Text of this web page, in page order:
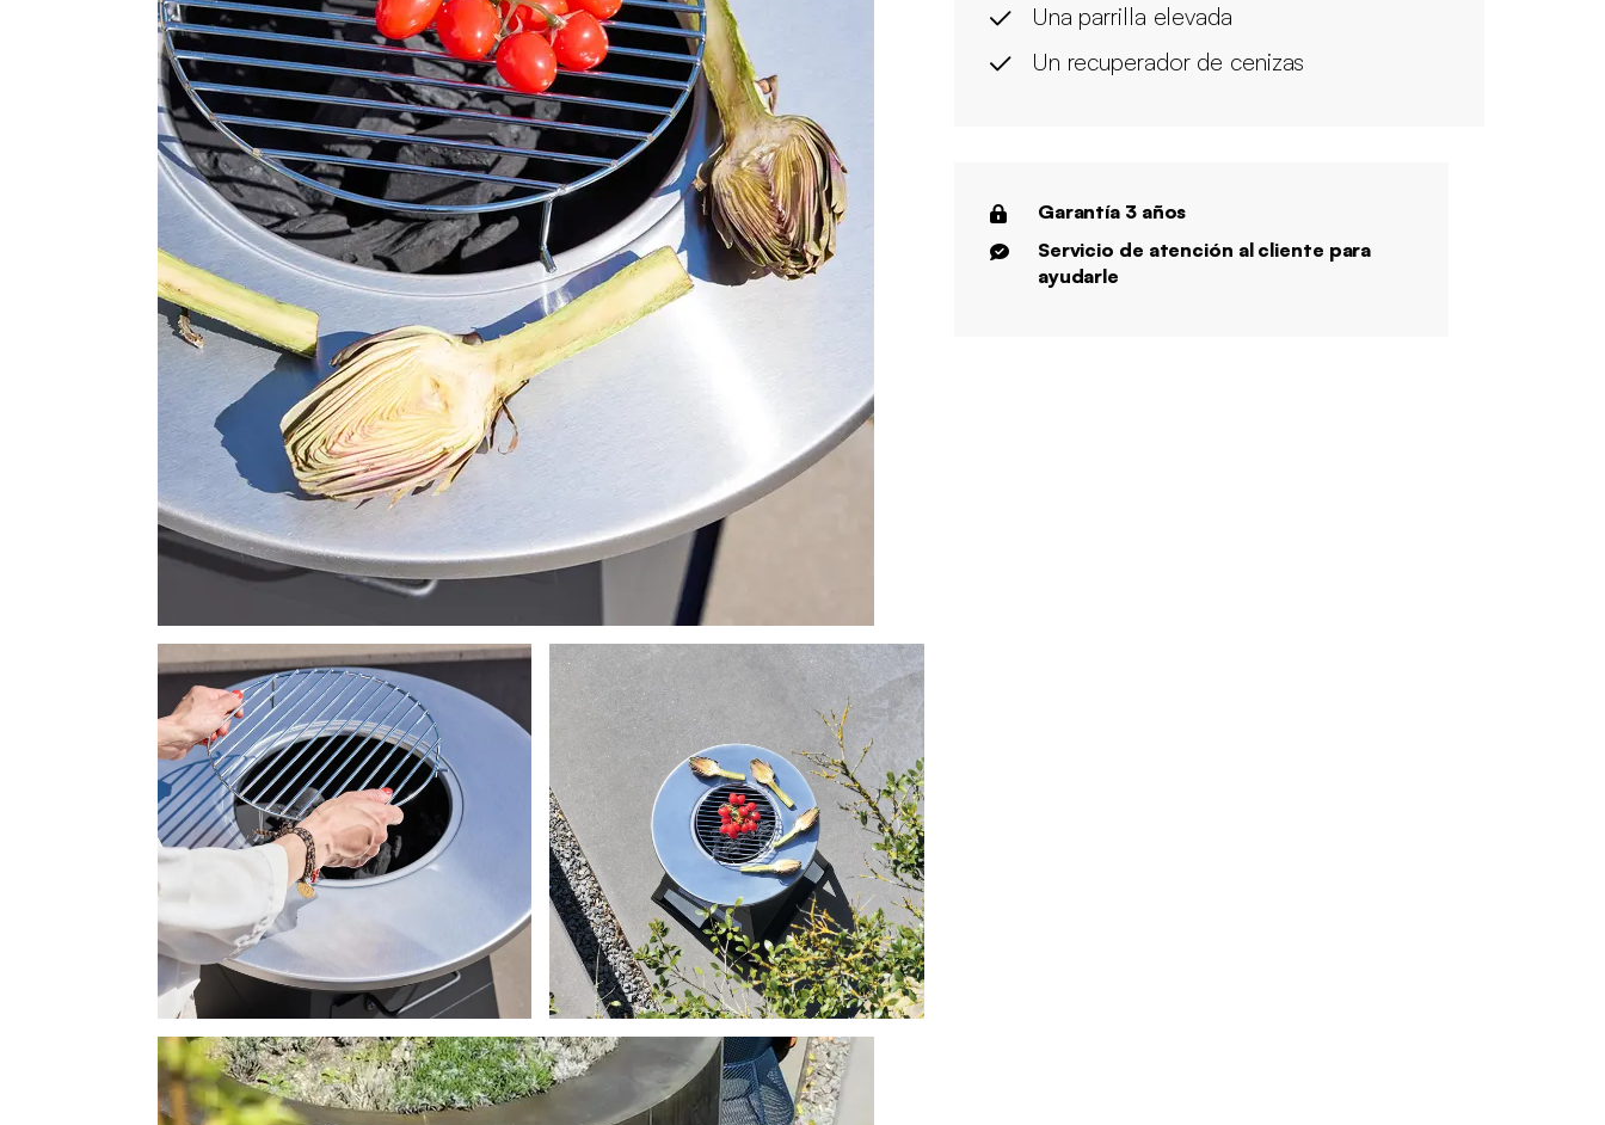
Una parrilla elevada
Un recuperador de cenizas
Garantía 3 años
Servicio de atención al cliente para
ayudarle